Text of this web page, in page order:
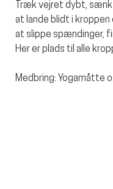
Træk vejret dybt, sænk
at lande blidt i
at slippe spændinger,
Her er plads til alle
Medbring: Yogamåtte